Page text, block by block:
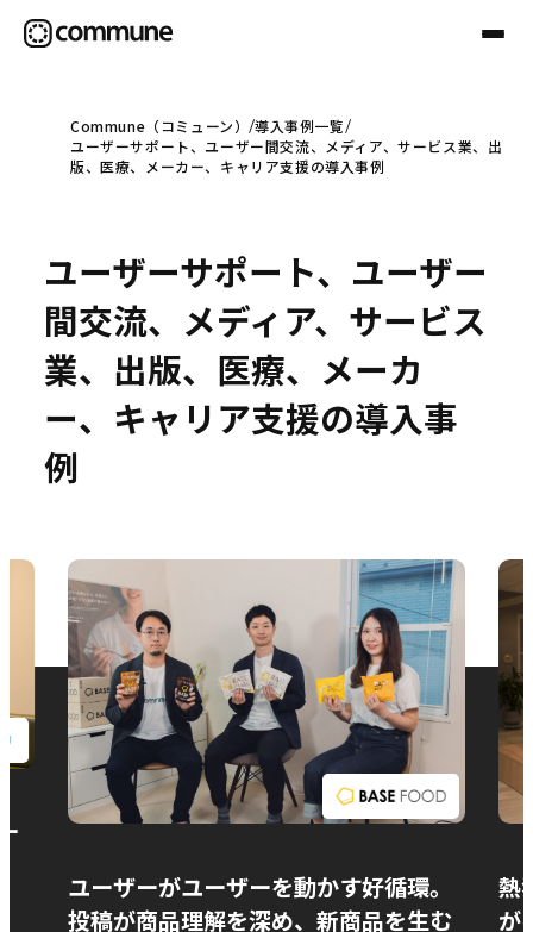
Communeについて
事例
セミナー
お問い合わせ
Commune（コミューン）
導入事例一覧
ユーザーサポート、ユーザー間交流、メディア、サービス業、出
版、医療、メーカー、キャリア支援の導入事例
ユーザーサポート、ユーザー
間交流、メディア、サービス
業、出版、医療、メーカ
ー、キャリア支援の導入事
例
ユーザーがユーザーを動かす好循環。
投稿が商品理解を深め、新商品を生む
熱
が